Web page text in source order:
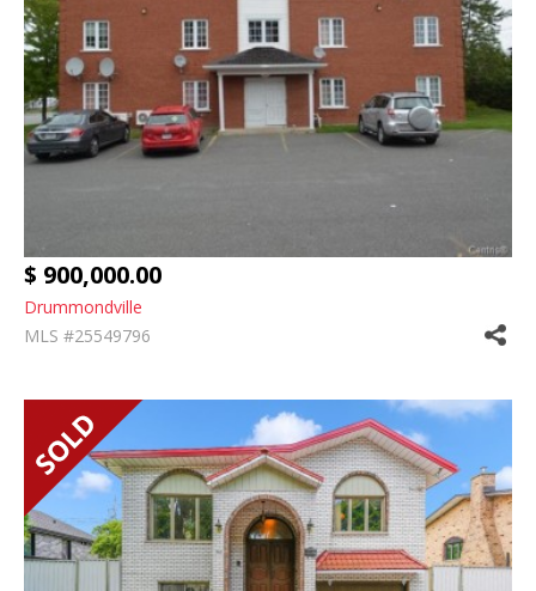
$ 900,000.00
Drummondville
MLS #25549796